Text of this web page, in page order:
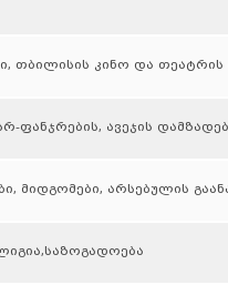
თბილისის კინო და თეატრის
ფანჯრების, ავეჯის
მიდგომები, არსებულის